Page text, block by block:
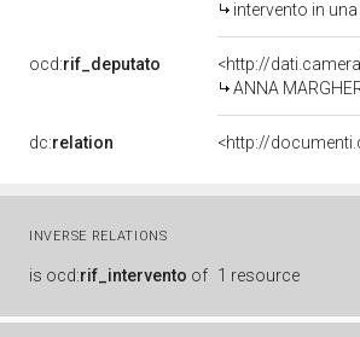
intervento in
ocd:rif_deputato
<http://
ANNA
dc:relation
INVERSE RELATIONS
is ocd:rif_intervento of 1 resource